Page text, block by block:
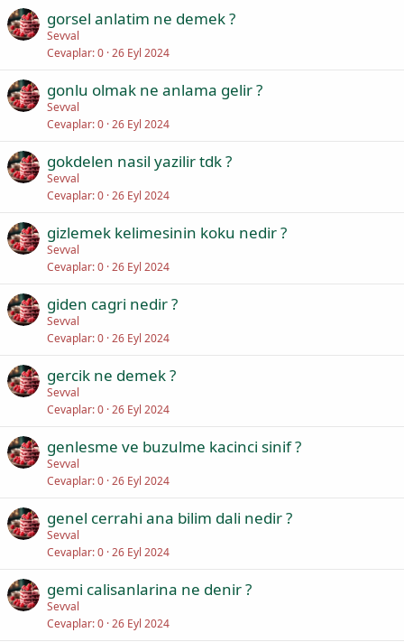
gorsel anlatim ne demek ?
Sevval
Cevaplar 0 26 Eyl 2024
gonlu olmak ne anlama gelir ?
Sevval
Cevaplar 0 26 Eyl 2024
gokdelen nasil yazilir tdk ?
Sevval
Cevaplar 0 26 Eyl 2024
gizlemek kelimesinin koku nedir ?
Sevval
Cevaplar 0 26 Eyl 2024
giden cagri nedir ?
Sevval
Cevaplar 0 26 Eyl 2024
gercik ne demek ?
Sevval
Cevaplar 0 26 Eyl 2024
genlesme ve buzulme kacinci sinif ?
Sevval
Cevaplar 0 26 Eyl 2024
genel cerrahi ana bilim dali nedir ?
Sevval
Cevaplar 0 26 Eyl 2024
gemi calisanlarina ne denir ?
Sevval
Cevaplar 0 26 Eyl 2024